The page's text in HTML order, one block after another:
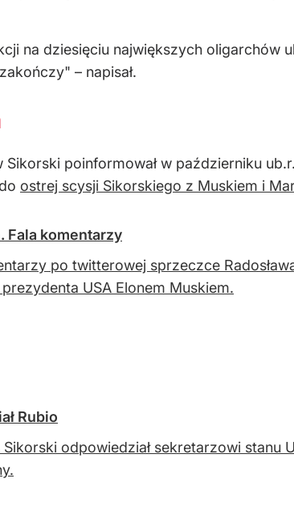
na dziesięciu największych
– napisał.
Sikorski poinformował w październiku
ostrej scysji Sikorskiego z Muskiem i
Fala komentarzy
po twitterowej sprzeczce
USA Elonem Muskiem.
Rubio
Sikorski odpowiedział sekretarzowi stanu